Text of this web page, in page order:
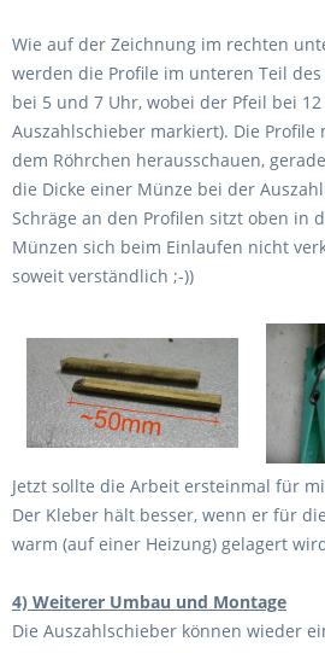
Wie auf der Zeichnung im rechten
werden die Profile im unteren Teil
bei 5 und 7 Uhr, wobei der Pfeil bei
Auszahlschieber markiert). Die Profile
dem Röhrchen herausschauen,
die Dicke einer Münze bei der
Schräge an den Profilen sitzt oben in
Münzen sich beim Einlaufen nicht
soweit verständlich ;-))
Jetzt sollte die Arbeit ersteinmal für
Der Kleber hält besser, wenn er für
warm (auf einer Heizung) gelagert
4) Weiterer Umbau und Montage
Die Auszahlschieber können wieder